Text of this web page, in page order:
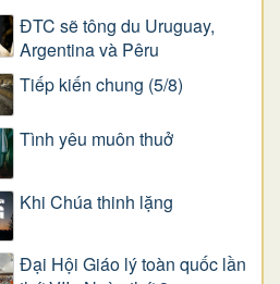
ĐTC sẽ tông du Uruguay,
Argentina và Pêru
Tiếp kiến chung (5/8)
Tình yêu muôn thuở
Khi Chúa thinh lặng
Đại Hội Giáo lý toàn quốc lần